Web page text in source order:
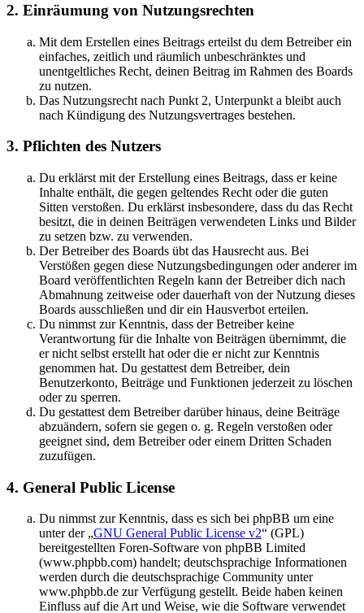
2. Einräumung von Nutzungsrechten
Mit dem Erstellen eines Beitrags erteilst du dem Betreiber ein
einfaches, zeitlich und räumlich unbeschränktes und
unentgeltliches Recht, deinen Beitrag im Rahmen des Boards
zu nutzen.
Das Nutzungsrecht nach Punkt 2, Unterpunkt a bleibt auch
nach Kündigung des Nutzungsvertrages bestehen.
3. Pflichten des Nutzers
Du erklärst mit der Erstellung eines Beitrags, dass er keine
Inhalte enthält, die gegen geltendes Recht oder die guten
Sitten verstoßen. Du erklärst insbesondere, dass du das Recht
besitzt, die in deinen Beiträgen verwendeten Links und Bilder
zu setzen bzw. zu verwenden.
Der Betreiber des Boards übt das Hausrecht aus. Bei
Verstößen gegen diese Nutzungsbedingungen oder anderer im
Board veröffentlichten Regeln kann der Betreiber dich nach
Abmahnung zeitweise oder dauerhaft von der Nutzung dieses
Boards ausschließen und dir ein Hausverbot erteilen.
Du nimmst zur Kenntnis, dass der Betreiber keine
Verantwortung für die Inhalte von Beiträgen übernimmt, die
er nicht selbst erstellt hat oder die er nicht zur Kenntnis
genommen hat. Du gestattest dem Betreiber, dein
Benutzerkonto, Beiträge und Funktionen jederzeit zu löschen
oder zu sperren.
Du gestattest dem Betreiber darüber hinaus, deine Beiträge
abzuändern, sofern sie gegen o. g. Regeln verstoßen oder
geeignet sind, dem Betreiber oder einem Dritten Schaden
zuzufügen.
4. General Public License
Du nimmst zur Kenntnis, dass es sich bei phpBB um eine
unter der „GNU General Public License v2“ (GPL)
bereitgestellten Foren-Software von phpBB Limited
(www.phpbb.com) handelt; deutschsprachige Informationen
werden durch die deutschsprachige Community unter
www.phpbb.de zur Verfügung gestellt. Beide haben keinen
Einfluss auf die Art und Weise, wie die Software verwendet